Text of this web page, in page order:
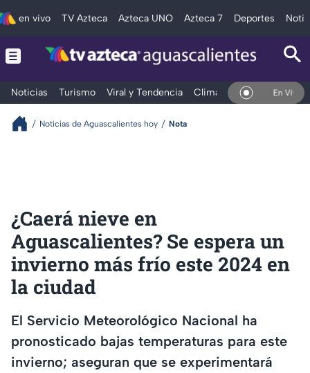
en vivo TV Azteca Azteca UNO Azteca 7 Deportes
Noticias Turismo Viral y Tendencia Clima Deportes En Vivo
Noticias de Aguascalientes hoy Nota
¿Caerá nieve en
Aguascalientes? Se espera un
invierno más frío este 2024 en
la ciudad
El Servicio Meteorológico Nacional ha
pronosticado bajas temperaturas para este
invierno; aseguran que se experimentará